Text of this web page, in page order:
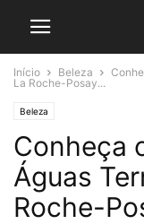
Início Beleza
La Roche-Posay...
Beleza
Conheça
Águas
Roche-